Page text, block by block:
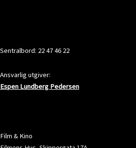
Sentralbord: 22 47 46 22
Ansvarlig utgiver:
Espen Lundberg Pedersen
Film & Kino